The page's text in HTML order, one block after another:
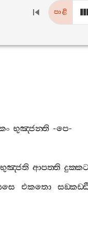
පාළි
භුඤ‍්ජන‍්ති -පෙ-
භුඤ‍්ජති ආපත‍්ති
එකතො